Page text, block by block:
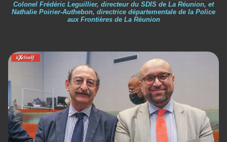
Colonel Frédéric Leguillier, directeur du SDIS de La Réunion, et
Nathalie Poirier-Authebon, directrice départementale de la Police
aux Frontières de La Réunion